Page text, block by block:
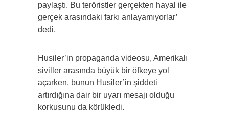
paylaştı. Bu teröristler gerçekten hayal ile
gerçek arasındaki farkı anlayamıyorlar’
dedi.
Husiler’in propaganda videosu, Amerikalı
siviller arasında büyük bir öfkeye yol
açarken, bunun Husiler’in şiddeti
artırdığına dair bir uyarı mesajı olduğu
korkusunu da körükledi.